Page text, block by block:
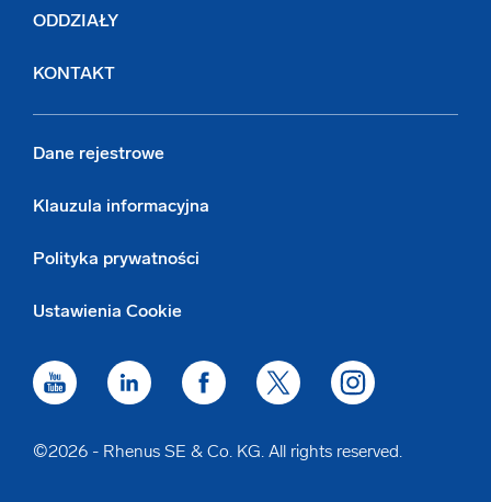
ODDZIAŁY
KONTAKT
Dane rejestrowe
Klauzula informacyjna
Polityka prywatności
Ustawienia Cookie
©2026 - Rhenus SE & Co. KG. All rights reserved.